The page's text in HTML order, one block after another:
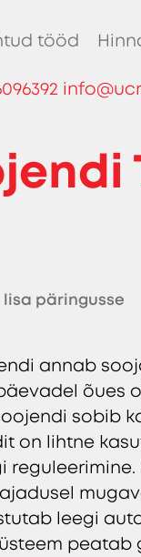
tööd
lisa päringusse
annab
õues
sobib
on lihtne
leegi
peatab